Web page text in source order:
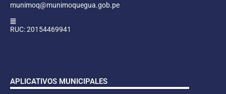
munimoq@munimoquegua.gob.pe
RUC: 20154469941
APLICATIVOS MUNICIPALES